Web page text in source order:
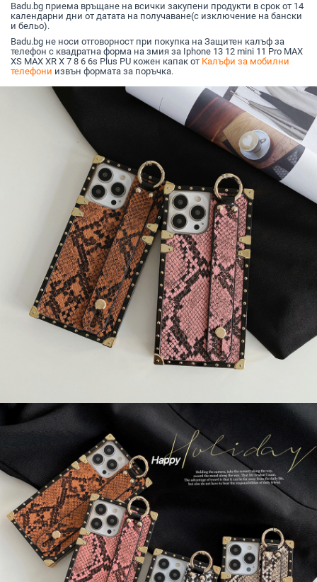
Badu.bg приема връщане на всички закупени продукти в срок от 14
календарни дни от датата на получаване(с изключение на бански
и бельо).
Badu.bg не носи отговорност при покупка на Защитен калъф за
телефон с квадратна форма на змия за Iphone 13 12 mini 11 Pro MAX
XS MAX XR X 7 8 6 6s Plus PU кожен капак от Калъфи за мобилни
телефони извън формата за поръчка.